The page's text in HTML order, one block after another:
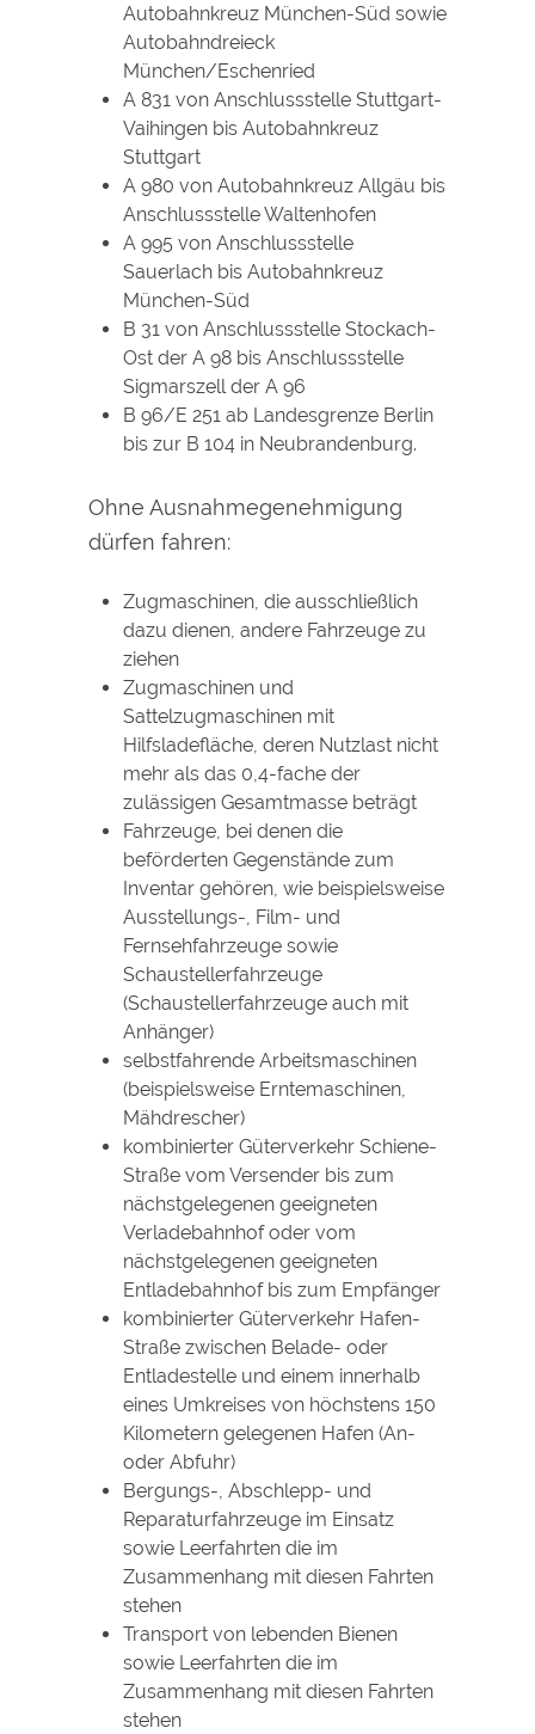
Autobahnkreuz München-Süd sowie
Autobahndreieck
München/Eschenried
A 831 von Anschlussstelle Stuttgart-
Vaihingen bis Autobahnkreuz
Stuttgart
A 980 von Autobahnkreuz Allgäu bis
Anschlussstelle Waltenhofen
A 995 von Anschlussstelle
Sauerlach bis Autobahnkreuz
München-Süd
B 31 von Anschlussstelle Stockach-
Ost der A 98 bis Anschlussstelle
Sigmarszell der A 96
B 96/E 251 ab Landesgrenze Berlin
bis zur B 104 in Neubrandenburg.
Ohne Ausnahmegenehmigung
dürfen fahren:
Zugmaschinen, die ausschließlich
dazu dienen, andere Fahrzeuge zu
ziehen
Zugmaschinen und
Sattelzugmaschinen mit
Hilfsladefläche, deren Nutzlast nicht
mehr als das 0,4-fache der
zulässigen Gesamtmasse beträgt
Fahrzeuge, bei denen die
beförderten Gegenstände zum
Inventar gehören, wie beispielsweise
Ausstellungs-, Film- und
Fernsehfahrzeuge sowie
Schaustellerfahrzeuge
(Schaustellerfahrzeuge auch mit
Anhänger)
selbstfahrende Arbeitsmaschinen
(beispielsweise Erntemaschinen,
Mähdrescher)
kombinierter Güterverkehr Schiene-
Straße vom Versender bis zum
nächstgelegenen geeigneten
Verladebahnhof oder vom
nächstgelegenen geeigneten
Entladebahnhof bis zum Empfänger
kombinierter Güterverkehr Hafen-
Straße zwischen Belade- oder
Entladestelle und einem innerhalb
eines Umkreises von höchstens 150
Kilometern gelegenen Hafen (An-
oder Abfuhr)
Bergungs-, Abschlepp- und
Reparaturfahrzeuge im Einsatz
sowie Leerfahrten die im
Zusammenhang mit diesen Fahrten
stehen
Transport von lebenden Bienen
sowie Leerfahrten die im
Zusammenhang mit diesen Fahrten
stehen